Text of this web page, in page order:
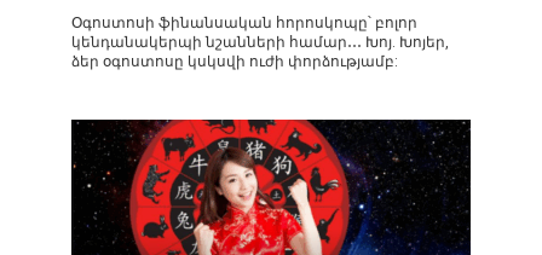
Օգոստոսի ֆինանսական հորոսկոպը՝ բոլոր
կենդանակերպի նշանների համար․․․ Խոյ. Խոյեր,
ձեր օգոստոսը կսկսվի ուժի փորձությամբ: